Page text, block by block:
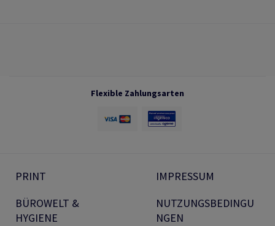
Flexible Zahlungsarten
PRINT
BÜROWELT &
HYGIENE
IMPRESSUM
NUTZUNGSBEDINGU
NGEN